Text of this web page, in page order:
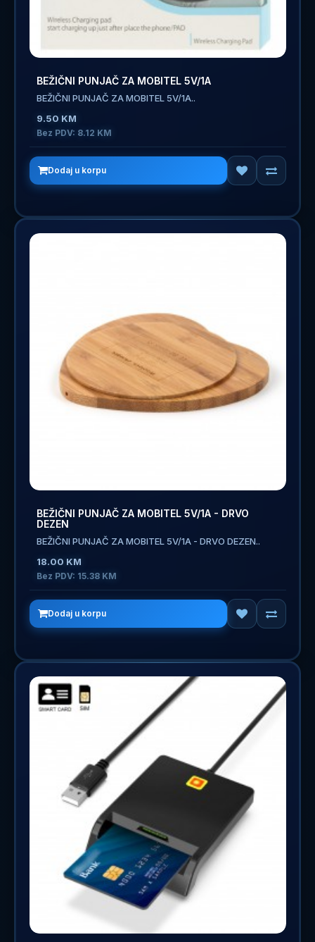
BEŽIČNI PUNJAČ ZA MOBITEL 5V/1A
BEŽIČNI PUNJAČ ZA MOBITEL 5V/1A..
9.50 KM
Bez PDV: 8.12 KM
Dodaj u korpu
BEŽIČNI PUNJAČ ZA MOBITEL 5V/1A - DRVO
DEZEN
BEŽIČNI PUNJAČ ZA MOBITEL 5V/1A - DRVO DEZEN..
18.00 KM
Bez PDV: 15.38 KM
Dodaj u korpu